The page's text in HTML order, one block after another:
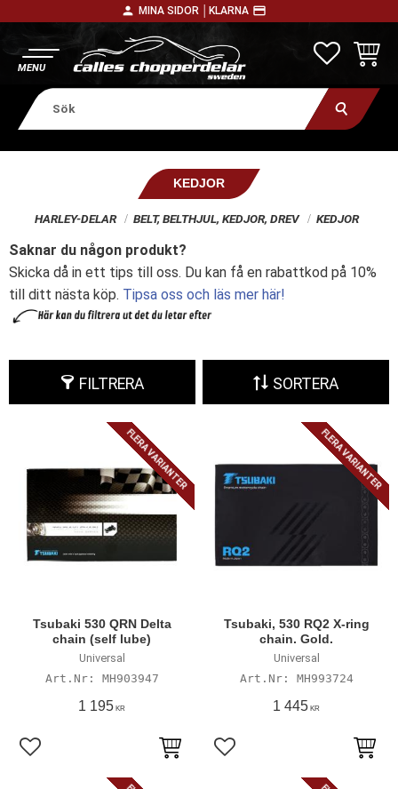
person MINA SIDOR │ KLARNA payment
KEDJOR
HARLEY-DELAR BELT, BELTHJUL, KEDJOR, DREV KEDJOR
Saknar du någon produkt?
Skicka då in ett tips till oss. Du kan få en rabattkod på 10%
till ditt nästa köp. Tipsa oss och läs mer här!
FILTRERA SORTERA
Tsubaki 530 QRN Delta
chain (self lube)
Universal
MH903947
1 195 KR
FLERA VARIANTER
Lägg till i favoriter
Tsubaki, 530 RQ2 X-ring
chain. Gold.
Universal
MH993724
1 445 KR
FLERA VARIANTER
Lägg till i favoriter